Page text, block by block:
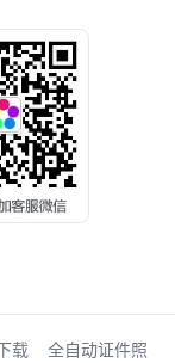
载
全自动证件照